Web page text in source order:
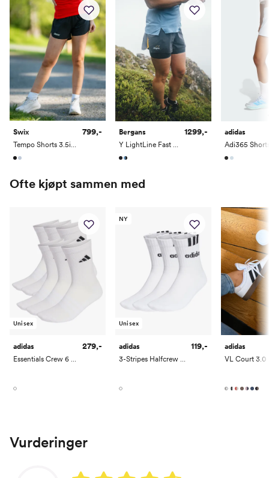
Swix
799,-
Bergans
Y LightLine Fast 5" Shorts Women
1299,-
adidas
Adi365
Ofte kjøpt sammen med
Unisex
adidas
Essentials Crew 6 Pack
279,-
NY
Unisex
adidas
3-Stripes Halfcrew 3 Pack
119,-
adidas
VL Court 3.0
Vurderinger